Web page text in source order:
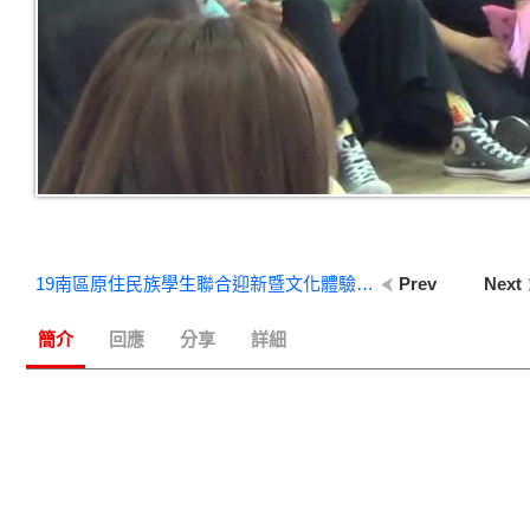
Prev
19南區原住民族學生聯合迎新暨文化體驗營-【同鄒共聚】大合影 Next
簡介 回應 分享 詳細